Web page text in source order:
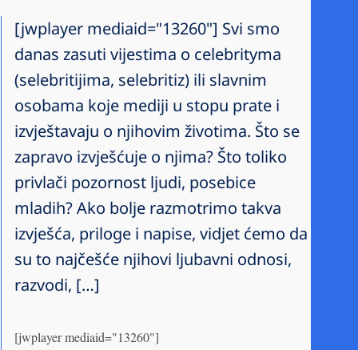
[jwplayer mediaid="13260"] Svi smo
danas zasuti vijestima o celebrityma
(selebritijima, selebritiz) ili slavnim
osobama koje mediji u stopu prate i
izvještavaju o njihovim životima. Što se
zapravo izvješćuje o njima? Što toliko
privlači pozornost ljudi, posebice
mladih? Ako bolje razmotrimo takva
izvješća, priloge i napise, vidjet ćemo da
su to najčešće njihovi ljubavni odnosi,
razvodi, […]
[jwplayer mediaid="13260"]